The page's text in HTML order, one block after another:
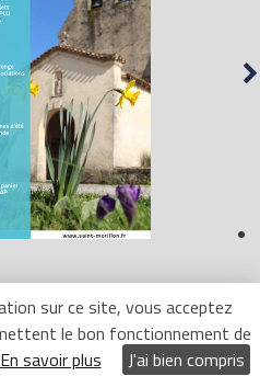
sur ce site, vous acceptez
le bon fonctionnement de
En savoir plus J'ai bien compris
réalisé parLR Marketing